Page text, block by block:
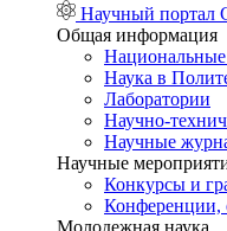
Научный
Общая информация
Наука в
Лаборатории
Научно-
Научные
Научные
Конкурсы и
Конференции,
Молодежная наука